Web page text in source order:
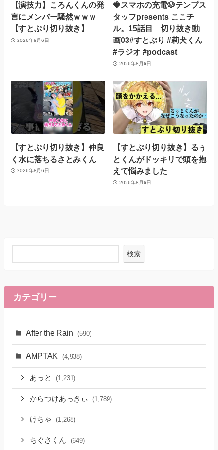
【演技力】ころんくんの発
言にメンバー騒然ｗｗｗ
【すとぷり切り抜き】
2026年8月6日
🍓スマホの充電🐶テンプス
タッフpresents ここチ
ル。15話目 切り抜き動
画03#すとぷり #莉犬くん
#ラジオ #podcast
2026年8月6日
【すとぷり切り抜き】仲良
く水に落ちるさとみくん
2026年8月6日
【すとぷり切り抜き】るぅ
とくんがドッキリで頭を抱
えて悩みました
2026年8月6日
検索
カテゴリー
After the Rain (590)
AMPTAK (4,938)
あっと (1,231)
からつけあっきぃ (1,789)
けちゃ (1,268)
ちぐさくん (649)